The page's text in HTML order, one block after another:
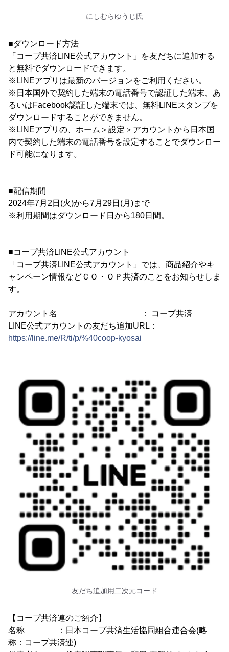
にしむらゆうじ氏
■ダウンロード方法
「コープ共済LINE公式アカウント」を友だちに追加する
と無料でダウンロードできます。
※LINEアプリは最新のバージョンをご利用ください。
※日本国外で契約した端末の電話番号で認証した端末、あ
るいはFacebook認証した端末では、無料LINEスタンプを
ダウンロードすることができません。
※LINEアプリの、ホーム＞設定＞アカウントから日本国
内で契約した端末の電話番号を設定することでダウンロー
ド可能になります。
■配信期間
2024年7月2日(火)から7月29日(月)まで
※利用期間はダウンロード日から180日間。
■コープ共済LINE公式アカウント
「コープ共済LINE公式アカウント」では、商品紹介やキ
ャンペーン情報などＣＯ・ＯＰ共済のことをお知らせしま
す。
アカウント名 ： コープ共済
LINE公式アカウントの友だち追加URL：
https://line.me/R/ti/p/%40coop-kyosai
友だち追加用二次元コード
【コープ共済連のご紹介】
名称 ：日本コープ共済生活協同組合連合会(略
称：コープ共済連)